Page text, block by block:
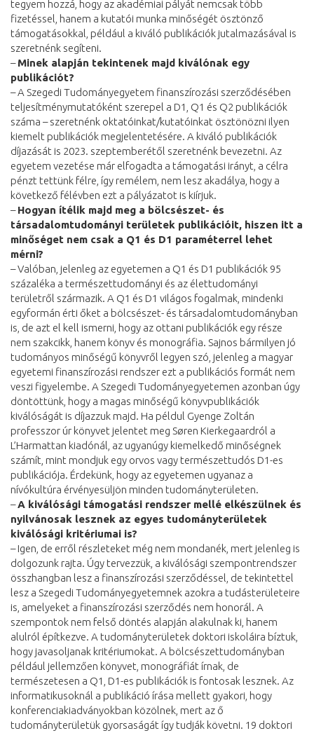
tegyem hozzá, hogy az akadémiai pályát nemcsak több
fizetéssel, hanem a kutatói munka minőségét ösztönző
támogatásokkal, például a kiváló publikációk jutalmazásával is
szeretnénk segíteni.
–Minek alapján tekintenek majd kiválónak egy
publikációt?
– A Szegedi Tudományegyetem finanszírozási szerződésében
teljesítménymutatóként szerepel a D1, Q1 és Q2 publikációk
száma – szeretnénk oktatóinkat/kutatóinkat ösztönözni ilyen
kiemelt publikációk megjelentetésére. A kiváló publikációk
díjazását is 2023. szeptemberétől szeretnénk bevezetni. Az
egyetem vezetése már elfogadta a támogatási irányt, a célra
pénzt tettünk félre, így remélem, nem lesz akadálya, hogy a
következő félévben ezt a pályázatot is kiírjuk.
–Hogyan ítélik majd meg a bölcsészet- és
társadalomtudományi területek publikációit, hiszen itt a
minőséget nem csak a Q1 és D1 paraméterrel lehet
mérni?
– Valóban, jelenleg az egyetemen a Q1 és D1 publikációk 95
százaléka a természettudományi és az élettudományi
területről származik. A Q1 és D1 világos fogalmak, mindenki
egyformán érti őket a bölcsészet- és társadalomtudományban
is, de azt el kell ismerni, hogy az ottani publikációk egy része
nem szakcikk, hanem könyv és monográfia. Sajnos bármilyen jó
tudományos minőségű könyvről legyen szó, jelenleg a magyar
egyetemi finanszírozási rendszer ezt a publikációs formát nem
veszi figyelembe. A Szegedi Tudományegyetemen azonban úgy
döntöttünk, hogy a magas minőségű könyvpublikációk
kiválóságát is díjazzuk majd. Ha példul Gyenge Zoltán
professzor úr könyvet jelentet meg Søren Kierkegaardról a
L’Harmattan kiadónál, az ugyanúgy kiemelkedő minőségnek
számít, mint mondjuk egy orvos vagy természettudós D1-es
publikációja. Érdekünk, hogy az egyetemen ugyanaz a
nívókultúra érvényesüljön minden tudományterületen.
–A kiválósági támogatási rendszer mellé elkészülnek és
nyilvánosak lesznek az egyes tudományterületek
kiválósági kritériumai is?
– Igen, de erről részleteket még nem mondanék, mert jelenleg is
dolgozunk rajta. Úgy tervezzük, a kiválósági szempontrendszer
összhangban lesz a finanszírozási szerződéssel, de tekintettel
lesz a Szegedi Tudományegyetemnek azokra a tudásterületeire
is, amelyeket a finanszírozási szerződés nem honorál. A
szempontok nem felső döntés alapján alakulnak ki, hanem
alulról építkezve. A tudományterületek doktori iskoláira bíztuk,
hogy javasoljanak kritériumokat. A bölcsészettudományban
például jellemzően könyvet, monográfiát írnak, de
természetesen a Q1, D1-es publikációk is fontosak lesznek. Az
informatikusoknál a publikáció írása mellett gyakori, hogy
konferenciakiadványokban közölnek, mert az ő
tudományterületük gyorsaságát így tudják követni. 19 doktori